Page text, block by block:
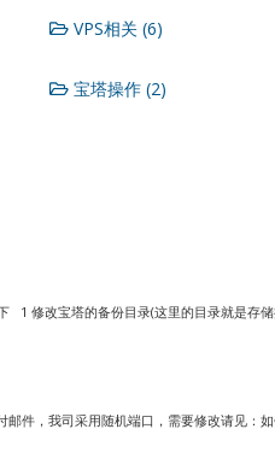
VPS相关 (6)
宝塔操作 (2)
1 修改宝塔的备份目录(这里的目录就是存
件，我司采用随机端口，需要修改请见：